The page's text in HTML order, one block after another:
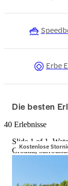
Erbe
Die besten
40 Erlebnisse
Kostenlose
Slide 1 of 1,
Croatia,